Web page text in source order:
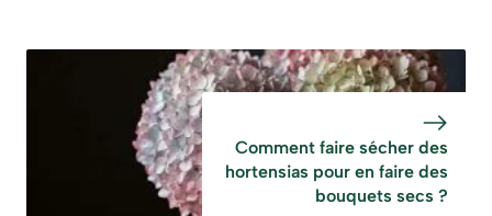
Comment faire sécher des
hortensias pour en faire des
bouquets secs ?